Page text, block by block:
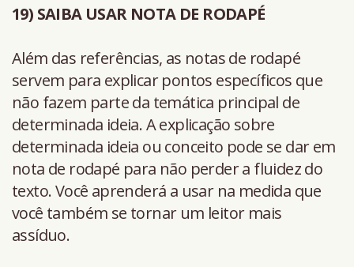
19) SAIBA USAR NOTA DE RODAPÉ
Além das referências, as notas de rodapé
servem para explicar pontos específicos que
não fazem parte da temática principal de
determinada ideia. A explicação sobre
determinada ideia ou conceito pode se dar em
nota de rodapé para não perder a fluidez do
texto. Você aprenderá a usar na medida que
você também se tornar um leitor mais
assíduo.